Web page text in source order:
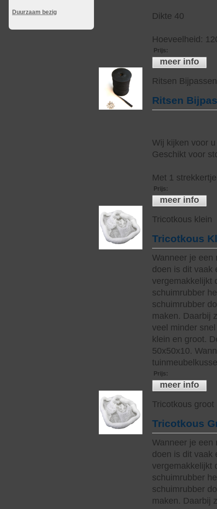
Duurzaam bezig Dikte 40
Hoeveelheid:
Prijs:
meer info
Ritsen
Ritsen
Wij kijken voor
Geschikt voor
Met 1
Prijs:
meer info
Tricotkous klein
Tricotkous
Wanneer je een
doen is dit vaak
vergemakkelijkt
schuimrubber
schuimrubber
maken. Daarbij
veel minder
klein en groot.
50x50x10.
Prijs:
meer info
Tricotkous groot
Tricotkous
Wanneer je een
doen is dit vaak
vergemakkelijkt
schuimrubber
schuimrubber
maken. Daarbij